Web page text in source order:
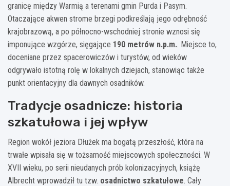
granicę między Warmią a terenami gmin Purda i Pasym.
Otaczające akwen strome brzegi podkreślają jego odrębność
krajobrazową, a po północno-wschodniej stronie wznosi się
imponujące wzgórze, sięgające 190 metrów n.p.m.. Miejsce to,
doceniane przez spacerowiczów i turystów, od wieków
odgrywało istotną rolę w lokalnych dziejach, stanowiąc także
punkt orientacyjny dla dawnych osadników.
Tradycje osadnicze: historia
szkatułowa i jej wpływ
Region wokół jeziora Dłużek ma bogatą przeszłość, która na
trwałe wpisała się w tożsamość miejscowych społeczności. W
XVII wieku, po serii nieudanych prób kolonizacyjnych, książę
Albrecht wprowadził tu tzw. osadnictwo szkatułowe. Cały